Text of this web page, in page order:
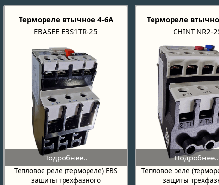
Термореле втычное 4-6А
EBASEE EBS1TR-25
Тепловое реле (термореле) EBS
защиты трехфазного
Термореле
CHINT NR2-
Тепловое реле
защиты